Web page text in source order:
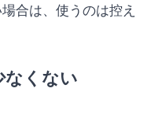
合は、使うのは控え
なくない